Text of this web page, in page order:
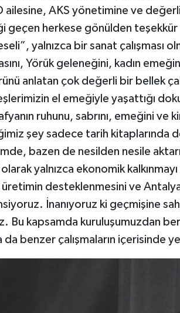
ailesine, AKS yönetimine ve
geçen herkese gönülden
yalnızca bir sanat çalışması
Yörük geleneğini, kadın
anlatan çok değerli bir bellek
el emeğiyle yaşattığı
ruhunu, sabrını, emeğini ve
şey sadece tarih kitaplarında
bazen de nesilden nesile
yalnızca ekonomik
desteklenmesini ve
İnanıyoruz ki geçmişine
Bu kapsamda kuruluşumuzdan
da benzer çalışmaların içerisinde